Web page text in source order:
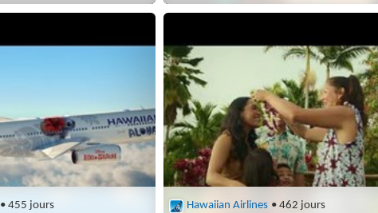
• 455 jours Hawaiian Airlines • 462 jours